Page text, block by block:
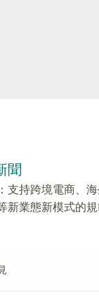
聞
支持跨境電商、海
新業態新模式的